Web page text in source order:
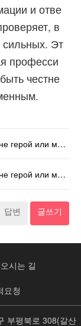
и отве
в
сильных. Эт
професси
честне
в хорошем качестве Телеграм
в хорошем качестве Телеграм
답변 글쓰기
오시는 길
요청
부평북로 308(갈산